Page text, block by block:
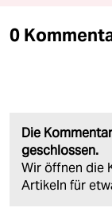
0
Die
geschlossen.
Wir öffnen die
Artikeln für